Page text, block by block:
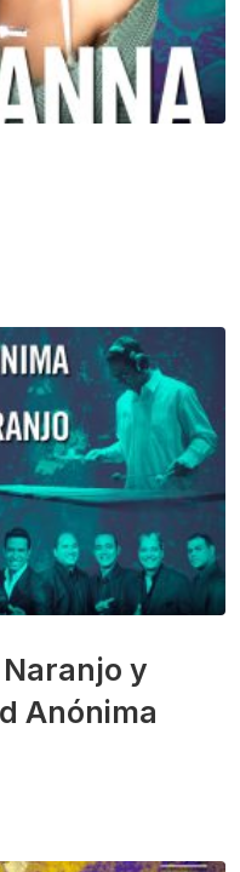
y
Anónima